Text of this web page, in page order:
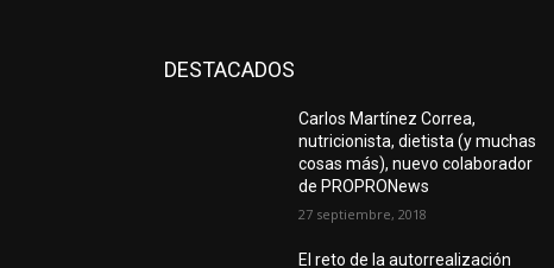
DESTACADOS
Carlos Martínez Correa,
nutricionista, dietista (y muchas
cosas más), nuevo colaborador
de PROPRONews
27 septiembre, 2018
El reto de la autorrealización